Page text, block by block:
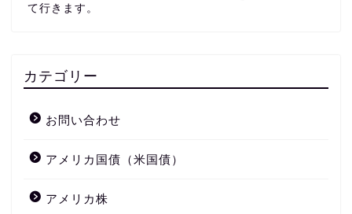
て行きます。
カテゴリー
お問い合わせ
アメリカ国債（米国債）
アメリカ株